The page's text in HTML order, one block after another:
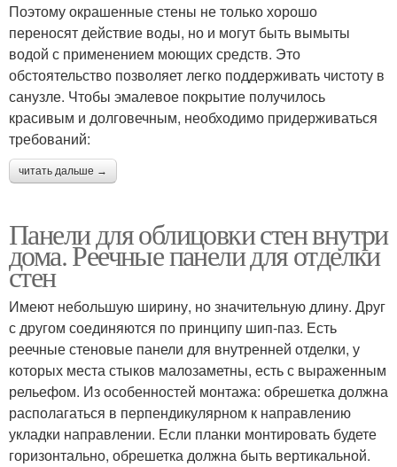
Поэтому окрашенные стены не только хорошо
переносят действие воды, но и могут быть вымыты
водой с применением моющих средств. Это
обстоятельство позволяет легко поддерживать чистоту в
санузле. Чтобы эмалевое покрытие получилось
красивым и долговечным, необходимо придерживаться
требований:
читать дальше →
Панели для облицовки стен внутри
дома. Реечные панели для отделки
стен
Имеют небольшую ширину, но значительную длину. Друг
с другом соединяются по принципу шип-паз. Есть
реечные стеновые панели для внутренней отделки, у
которых места стыков малозаметны, есть с выраженным
рельефом. Из особенностей монтажа: обрешетка должна
располагаться в перпендикулярном к направлению
укладки направлении. Если планки монтировать будете
горизонтально, обрешетка должна быть вертикальной.